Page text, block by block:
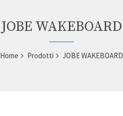
JOBE WAKEBOARD
Home Prodotti JOBE WAKEBOARD